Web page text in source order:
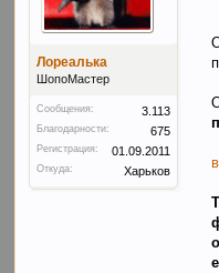
Лореалька
ШопоМастер
Сообщения: 3.113
Благодарности: 675
Регистрация: 01.09.2011
Откуда: Харьков